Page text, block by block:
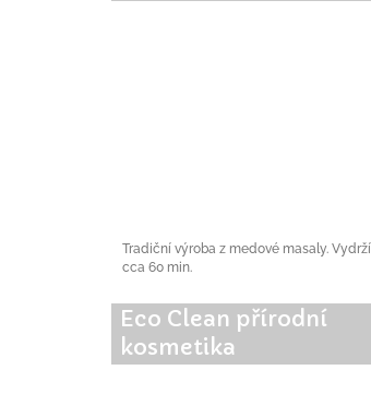
Tradiční výroba z medové masaly. Vydrží
cca 60 min.
Eco Clean přírodní
kosmetika